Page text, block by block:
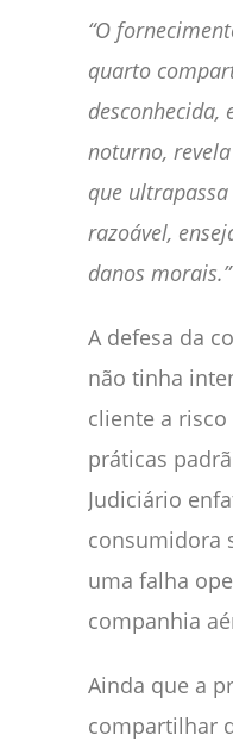
“O
quarto
noturno,
que
razoável,
danos morais.”
A defesa da
não tinha
cliente a
práticas
Judiciário
consumidora
uma falha
companhia
Ainda que a
compartilhar